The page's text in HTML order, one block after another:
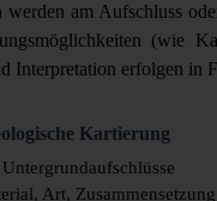
werden am Aufschluss
(wie
Interpretation erfolgen in
Kartierung
Art, Zusammensetzung